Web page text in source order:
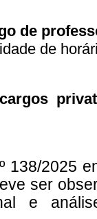
de
de
138/2025
ser
e